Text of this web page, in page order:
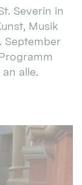
Severin in
Musik
September
alle.